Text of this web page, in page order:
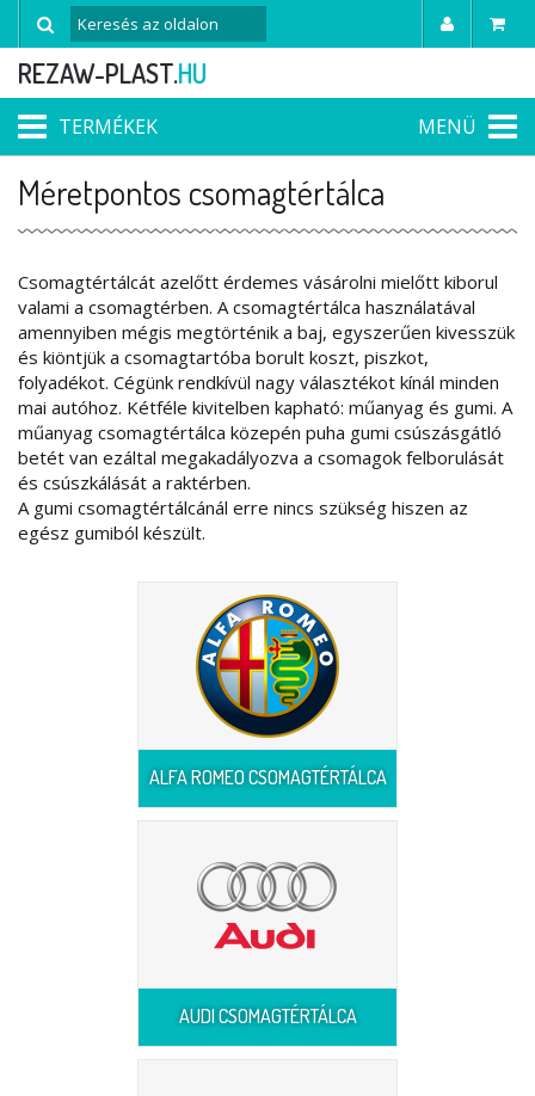
REZAW-PLAST.HU
TERMÉKEK MENÜ
Méretpontos csomagtértálca
Csomagtértálcát azelőtt érdemes vásárolni mielőtt kiborul
valami a csomagtérben. A csomagtértálca használatával
amennyiben mégis megtörténik a baj, egyszerűen kivesszük
és kiöntjük a csomagtartóba borult koszt, piszkot,
folyadékot. Cégünk rendkívül nagy választékot kínál minden
mai autóhoz. Kétféle kivitelben kapható: műanyag és gumi. A
műanyag csomagtértálca közepén puha gumi csúszásgátló
betét van ezáltal megakadályozva a csomagok felborulását
és csúszkálását a raktérben.
A gumi csomagtértálcánál erre nincs szükség hiszen az
egész gumiból készült.
ALFA ROMEO CSOMAGTÉRTÁLCA
AUDI CSOMAGTÉRTÁLCA